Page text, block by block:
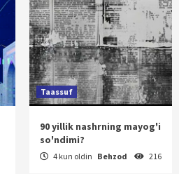
Taassuf
90 yillik nashrning mayog'i
so'ndimi?
4 kun oldin Behzod 216